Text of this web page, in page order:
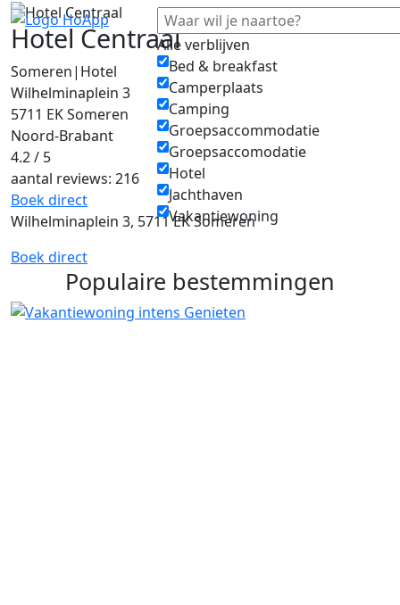
Alle verblijven
Bed & breakfast
Camperplaats
Camping
Groepsaccommodatie
Groepsaccomodatie
Hotel
Jachthaven
Vakantiewoning
Hotel Centraal
Someren| Hotel
Wilhelminaplein 3
5711 EK Someren
Noord-Brabant
4.2 / 5
aantal reviews: 216
Boek direct
Wilhelminaplein 3, 5711 EK Someren
Boek direct
Populaire bestemmingen